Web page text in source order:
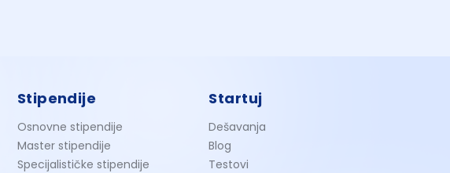
Stipendije
Osnovne stipendije
Master stipendije
Specijalističke stipendije
Startuj
Dešavanja
Blog
Testovi